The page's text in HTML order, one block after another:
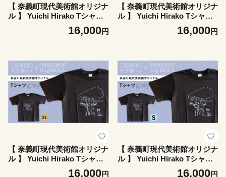
【 奈義町現代美術館オリジナ
ル 】 Yuichi Hirako Tシャツ
NagiMOCA white Sサイズ 洋
服 服 シャツ ファッション オ
ッズ レディース メンズ 平子
雄一
16,000円
【 奈義町現代美術館オリジナ
ル 】 Yuichi Hirako Tシャツ
NagiMOCA gray Lサイズ 洋
服 服 シャツ ファッション オ
ッズ レディース メンズ 平子
雄一
16,000円
【 奈義町現代美術館オリジナ
ル 】 Yuichi Hirako Tシャツ
NagiMOCA gray XLサイズ
16,000円
【 奈義町現代美術館オリジナ
ル 】 Yuichi Hirako Tシャツ
NagiMOCA gray Sサイズ 洋
16,000円